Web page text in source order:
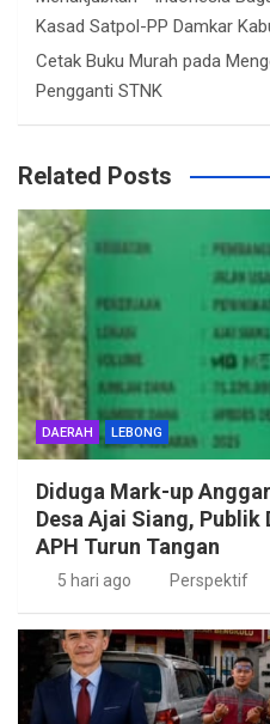
Kasad Satpol-PP Damkar
Cetak Buku Murah pada
Pengganti STNK
Related Posts
DAERAH LEBONG
Diduga Mark-up
Desa Ajai Siang,
APH Turun Tangan
5 hari ago Perspektif